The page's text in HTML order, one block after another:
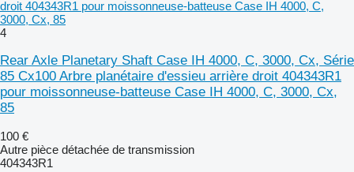
droit 404343R1 pour moissonneuse-batteuse Case IH 4000, C,
3000, Cx, 85
4
Rear Axle Planetary Shaft Case IH 4000, C, 3000, Cx, Série
85 Cx100 Arbre planétaire d'essieu arrière droit 404343R1
pour moissonneuse-batteuse Case IH 4000, C, 3000, Cx,
85
100 €
Autre pièce détachée de transmission
404343R1